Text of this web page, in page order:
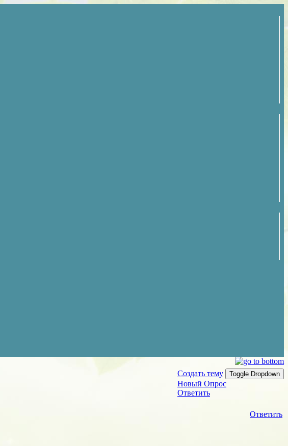
Создать тему
Toggle Dropdown
Новый Опрос
Ответить
Ответить